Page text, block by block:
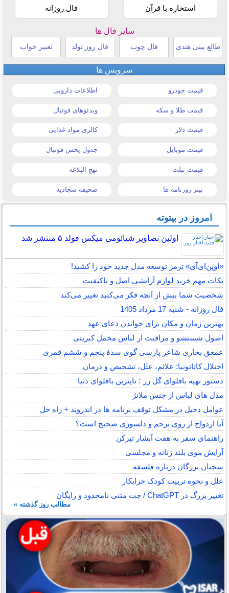
استخاره با قرآن فال روزانه
سایر فال ها
طالع بینی هندی فال چوب فال روز تولد تعبیر خواب
سرویس ها
قیمت خودرو اطلاعات دارویی
قیمت طلا و سکه ویدئوهای فوتبال
قیمت دلار کالری مواد غذایی
قیمت موبایل جدول پخش فوتبال
قیمت تبلت نهج البلاغه
تیتر روزنامه ها صحیفه سجادیه
امروز در بیتوته
اولین تصاویر شیائومی میکس فولد ۵ منتشر شد
«اوپن‌ای‌آی» ترمز توسعه مدل جدید خود را کشید!
نکات مهم خرید لوازم آرایشی اصل و باکیفیت
شخصیت شما بیش از آنچه فکر می‌کنید تغییر می‌کند
فال روزانه - شنبه 17 مرداد 1405
بهترین زمان و مکان برای خواندن دعای عهد
اصول شستشو و مراقبت از لباس مخمل کبریتی
عمعق بخاری شاعر پارسی گوی سدهٔ پنجم و ششم قمری
اختلال کاتاتونیا: علائم، علل، تشخیص و درمان
دستور تهیه باقلوای گل رز ؛ تاپترین باقلوای دنیا
مدل های لباس از جنس ملانژ
عوامل دخیل در مشکل توقف برنامه ها در اندروید + راه حل
آیا ازدواج از روی ترحم و دلسوزی صحیح است؟
راهنمای سفر به هفت آبشار تیرکن
آرایش موی بلند زنانه و مجلسی
سخنان بزرگان درباره فلسفه
علل و نحوه تربیت کودک خرابکار
تغییر بزرگ در ChatGPT / چت متنی نامحدود و رایگان
مطالب روز گذشته »